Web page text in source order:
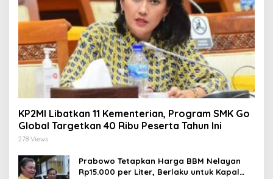
KP2MI Libatkan 11 Kementerian, Program SMK Go
Global Targetkan 40 Ribu Peserta Tahun Ini
278 Views
Prabowo Tetapkan Harga BBM Nelayan
Rp15.000 per Liter, Berlaku untuk Kapal